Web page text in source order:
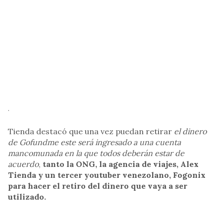
.
Tienda destacó que una vez puedan retirar el dinero
de Gofundme este será ingresado a una cuenta
mancomunada en la que todos deberán estar de
acuerdo, tanto la ONG, la agencia de viajes, Alex
Tienda y un tercer youtuber venezolano, Fogonix
para hacer el retiro del dinero que vaya a ser
utilizado.